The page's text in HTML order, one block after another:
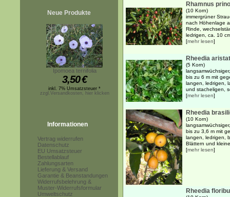
Neue Produkte
Ipomoea ternifolia
3,50€
inkl. 7% Umsatzsteuer *
zzgl.Versandkosten, hier klicken
Informationen
Vertrag widerrufen
Datenschutz
EU Umsatzsteuer
Bestellablauf
Zahlungsarten
Lieferung & Versand
Garantie & Beanstandungen
Widerrufsbelehrung &
Muster-Widerrufsformular
Umweltschutz
Rhamnus
(10 Korn)
immergrüner
nach Höhenlage
Rinde,
ledrigen, ca. 10
[mehr lesen]
Rheedia
(5 Korn)
bis zu 6 m mit
langen, ledrigen,
und stacheligen,
[mehr lesen]
Rheedia
(10 Korn)
bis zu 3,6 m mit
langen, ledrigen,
Blättern und
[mehr lesen]
Rheedia